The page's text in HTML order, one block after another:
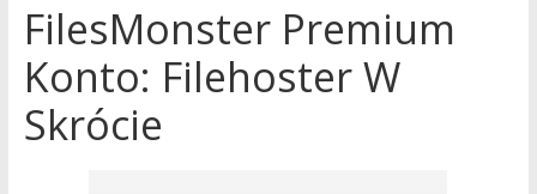
FilesMonster Premium
Konto: Filehoster W
Skrócie